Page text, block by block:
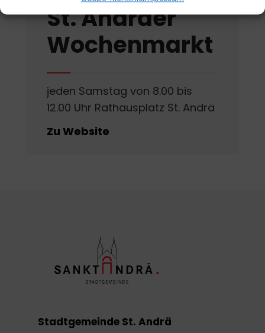
St. Andräer
Wochenmarkt
jeden Samstag von 8.00 bis
12.00 Uhr Rathausplatz St. Andrä
Zu Website
Stadtgemeinde St. Andrä